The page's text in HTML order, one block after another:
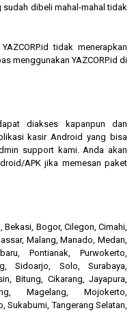
dibeli mahal-mahal tidak
tidak menerapkan
menggunakan YAZCORP.id di
diakses kapanpun dan
kasir Android yang bisa
support kami. Anda akan
APK jika memesan paket
Bogor, Cilegon, Cimahi,
Malang, Manado, Medan,
Pontianak, Purwokerto,
Sidoarjo, Solo, Surabaya,
Bitung, Cikarang, Jayapura,
Magelang, Mojokerto,
Sukabumi, Tangerang Selatan,